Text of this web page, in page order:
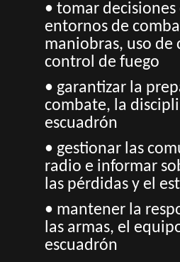
• tomar
entornos de
maniobras, uso de
control de fuego
• garantizar la
combate, la
escuadrón
• gestionar las
radio e informar
las pérdidas y el
• mantener la
las armas, el
escuadrón